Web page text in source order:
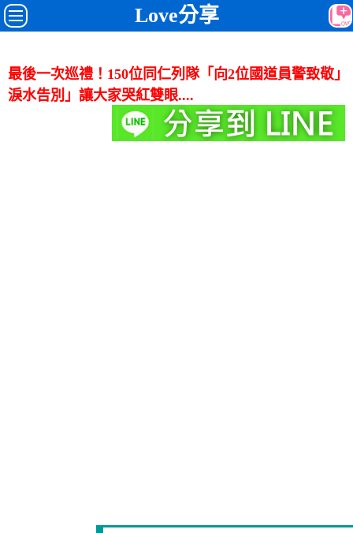
Love分享
最後一次巡禮！150位同仁列隊「向2位國道員警致敬
淚水告別」讓大家哭紅雙眼....